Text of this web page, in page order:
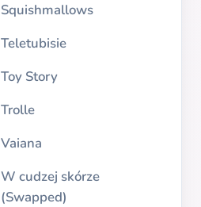
Squishmallows
Teletubisie
Toy Story
Trolle
Vaiana
W cudzej skórze
(Swapped)